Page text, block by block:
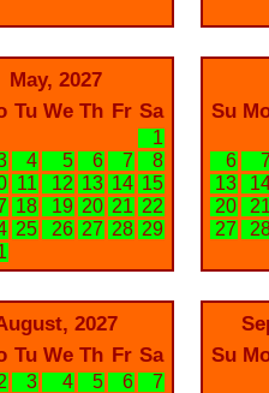
May, 2027
Tu We Th Fr Sa
1
4 5 6 7
8
11 12 13 14 15
18 19 20 21 22
25 26 27 28 29
Su
6
13
20
27
2027
Tu We Th Fr Sa
3 4 5 6
7
Su